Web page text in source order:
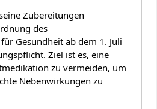
Zubereitungen
des
Gesundheit ab dem 1. Juli
Ziel ist es, eine
zu vermeiden, um
Nebenwirkungen zu